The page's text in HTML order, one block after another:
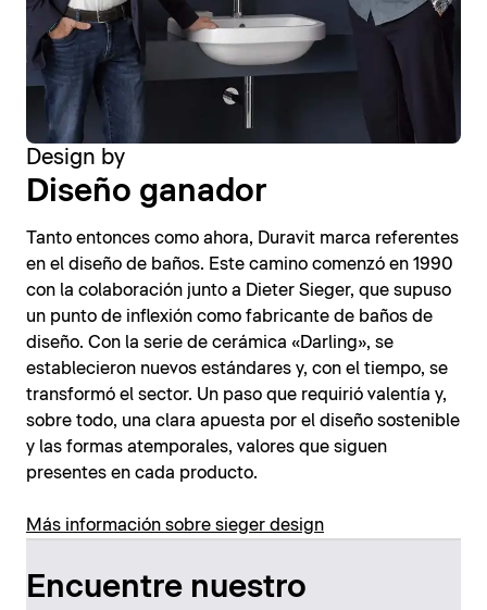
Design by
Diseño ganador
Tanto entonces como ahora, Duravit marca referentes
en el diseño de baños. Este camino comenzó en 1990
con la colaboración junto a Dieter Sieger, que supuso
un punto de inflexión como fabricante de baños de
diseño. Con la serie de cerámica «Darling», se
establecieron nuevos estándares y, con el tiempo, se
transformó el sector. Un paso que requirió valentía y,
sobre todo, una clara apuesta por el diseño sostenible
y las formas atemporales, valores que siguen
presentes en cada producto.
Más información sobre sieger design
Encuentre nuestro